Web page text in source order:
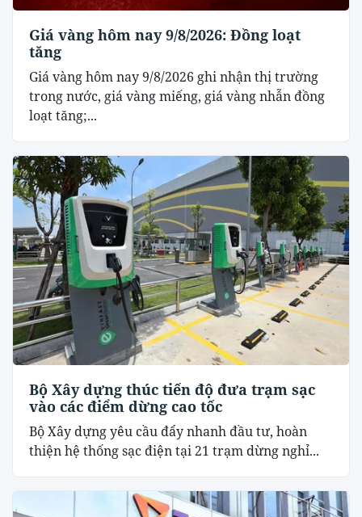
Giá vàng hôm nay 9/8/2026: Đồng loạt
tăng
Giá vàng hôm nay 9/8/2026 ghi nhận thị trường
trong nước, giá vàng miếng, giá vàng nhẫn đồng
loạt tăng;...
Bộ Xây dựng thúc tiến độ đưa trạm sạc
vào các điểm dừng cao tốc
Bộ Xây dựng yêu cầu đẩy nhanh đầu tư, hoàn
thiện hệ thống sạc điện tại 21 trạm dừng nghỉ...